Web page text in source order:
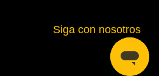
Siga con nosotros